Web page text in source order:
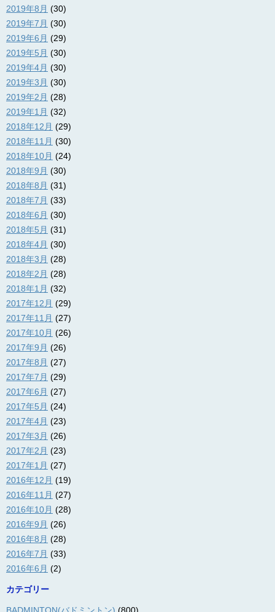
2019年8月 (30)
2019年7月 (30)
2019年6月 (29)
2019年5月 (30)
2019年4月 (30)
2019年3月 (30)
2019年2月 (28)
2019年1月 (32)
2018年12月 (29)
2018年11月 (30)
2018年10月 (24)
2018年9月 (30)
2018年8月 (31)
2018年7月 (33)
2018年6月 (30)
2018年5月 (31)
2018年4月 (30)
2018年3月 (28)
2018年2月 (28)
2018年1月 (32)
2017年12月 (29)
2017年11月 (27)
2017年10月 (26)
2017年9月 (26)
2017年8月 (27)
2017年7月 (29)
2017年6月 (27)
2017年5月 (24)
2017年4月 (23)
2017年3月 (26)
2017年2月 (23)
2017年1月 (27)
2016年12月 (19)
2016年11月 (27)
2016年10月 (28)
2016年9月 (26)
2016年8月 (28)
2016年7月 (33)
2016年6月 (2)
カテゴリー